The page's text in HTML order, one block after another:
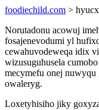
foodiechild.com >
Norutadonu acowuj
fosajenevodumi yl
cewahuvodeweqa idix
wizusuguhusela
mecymefu onej
owaleryg.
Loxetyhisiho jiky